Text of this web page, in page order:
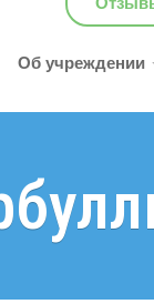
Об учреждении